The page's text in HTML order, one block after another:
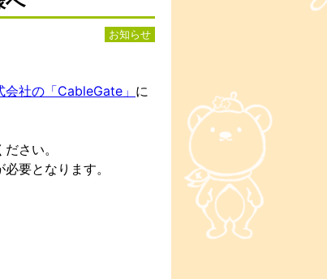
お知らせ
社の「CableGate」 に
さい。
要となります。